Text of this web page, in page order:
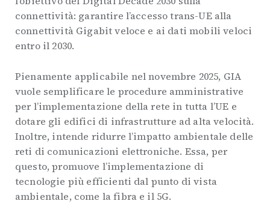
connettività: garantire l’accesso trans-UE alla
connettività Gigabit veloce e ai dati mobili veloci
entro il 2030.
Pienamente applicabile nel novembre 2025, GIA
vuole semplificare le procedure amministrative
per l’implementazione della rete in tutta l’UE e
dotare gli edifici di infrastrutture ad alta velocità.
Inoltre, intende ridurre l’impatto ambientale delle
reti di comunicazioni elettroniche. Essa, per
questo, promuove l’implementazione di
tecnologie più efficienti dal punto di vista
ambientale, come la fibra e il 5G.